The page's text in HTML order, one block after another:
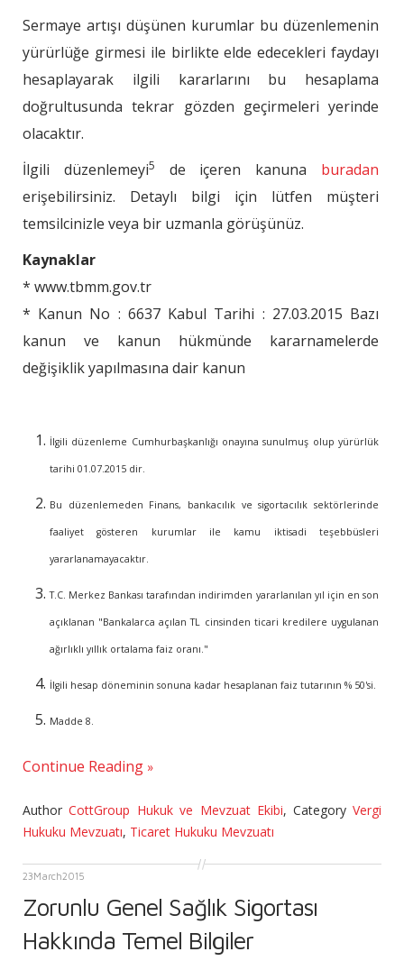
Sermaye artışı düşünen kurumlar bu düzenlemenin
yürürlüğe girmesi ile birlikte elde edecekleri faydayı
hesaplayarak ilgili kararlarını bu hesaplama
doğrultusunda tekrar gözden geçirmeleri yerinde
olacaktır.
İlgili düzenlemeyi5 de içeren kanuna buradan
erişebilirsiniz. Detaylı bilgi için lütfen müşteri
temsilcinizle veya bir uzmanla görüşünüz.
Kaynaklar
* www.tbmm.gov.tr
* Kanun No : 6637 Kabul Tarihi : 27.03.2015 Bazı
kanun ve kanun hükmünde kararnamelerde
değişiklik yapılmasına dair kanun
İlgili düzenleme Cumhurbaşkanlığı onayına sunulmuş olup yürürlük
tarihi 01.07.2015 dir.
Bu düzenlemeden Finans, bankacılık ve sigortacılık sektörlerinde
faaliyet gösteren kurumlar ile kamu iktisadi teşebbüsleri
yararlanamayacaktır.
T.C. Merkez Bankası tarafından indirimden yararlanılan yıl için en son
açıklanan "Bankalarca açılan TL cinsinden ticari kredilere uygulanan
ağırlıklı yıllık ortalama faiz oranı."
İlgili hesap döneminin sonuna kadar hesaplanan faiz tutarının % 50'si.
Madde 8.
Continue Reading
AuthorCottGroup Hukuk ve Mevzuat Ekibi, CategoryVergi
Hukuku Mevzuatı, Ticaret Hukuku Mevzuatı
23March2015
Zorunlu Genel Sağlık Sigortası
Hakkında Temel Bilgiler